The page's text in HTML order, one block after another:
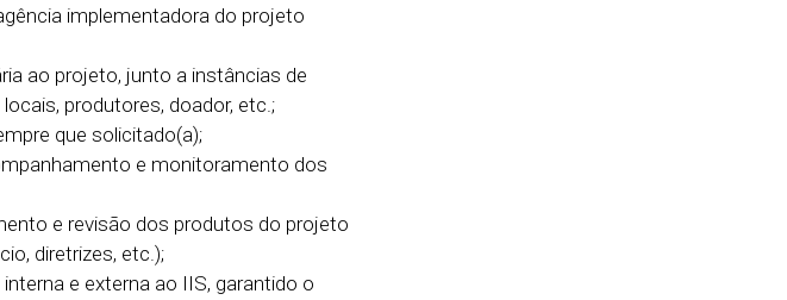
implementadora do projeto
ao projeto, junto a instâncias de
produtores, doador, etc.;
que solicitado(a);
e monitoramento dos
e revisão dos produtos do projeto
diretrizes, etc.);
e externa ao IIS, garantido o